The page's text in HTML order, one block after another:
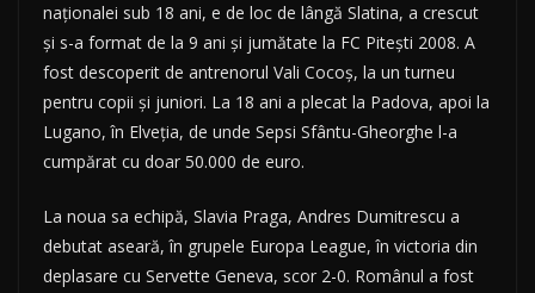
naţionalei sub 18 ani, e de loc de lângă Slatina, a crescut
şi s-a format de la 9 ani şi jumătate la FC Piteşti 2008. A
fost descoperit de antrenorul Vali Cocoş, la un turneu
pentru copii şi juniori. La 18 ani a plecat la Padova, apoi la
Lugano, în Elveţia, de unde Sepsi Sfântu-Gheorghe l-a
cumpărat cu doar 50.000 de euro.
La noua sa echipă, Slavia Praga, Andres Dumitrescu a
debutat aseară, în grupele Europa League, în victoria din
deplasare cu Servette Geneva, scor 2-0. Românul a fost